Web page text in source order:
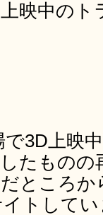
映中の
3D上映
たもの
ところ
トして